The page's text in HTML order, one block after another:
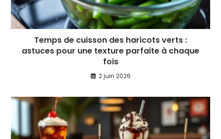
Temps de cuisson des haricots verts :
astuces pour une texture parfaite à chaque
fois
2 juin 2026